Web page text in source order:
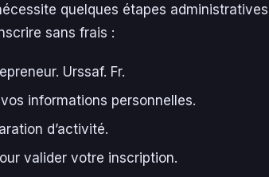
quelques étapes
sans frais :
Urssaf. Fr.
informations personnelles.
d’activité.
valider votre inscription.